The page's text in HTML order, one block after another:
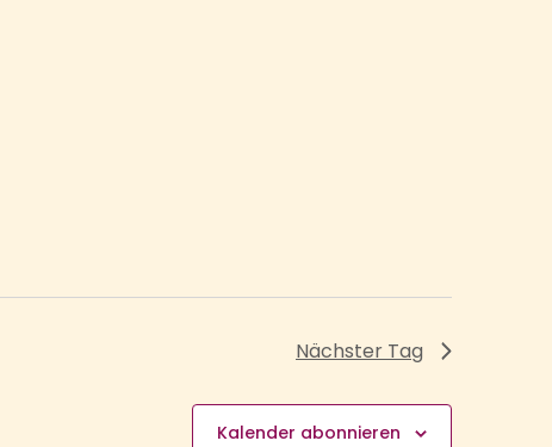
Nächster Tag
Kalender abonnieren